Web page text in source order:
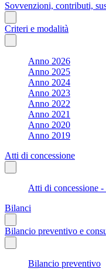
Sovvenzioni, contributi,
Criteri e modalità
Anno 2026
Anno 2025
Anno 2024
Anno 2023
Anno 2022
Anno 2021
Anno 2020
Anno 2019
Atti di concessione
Atti di concessione
Bilanci
Bilancio preventivo e
Bilancio preventivo